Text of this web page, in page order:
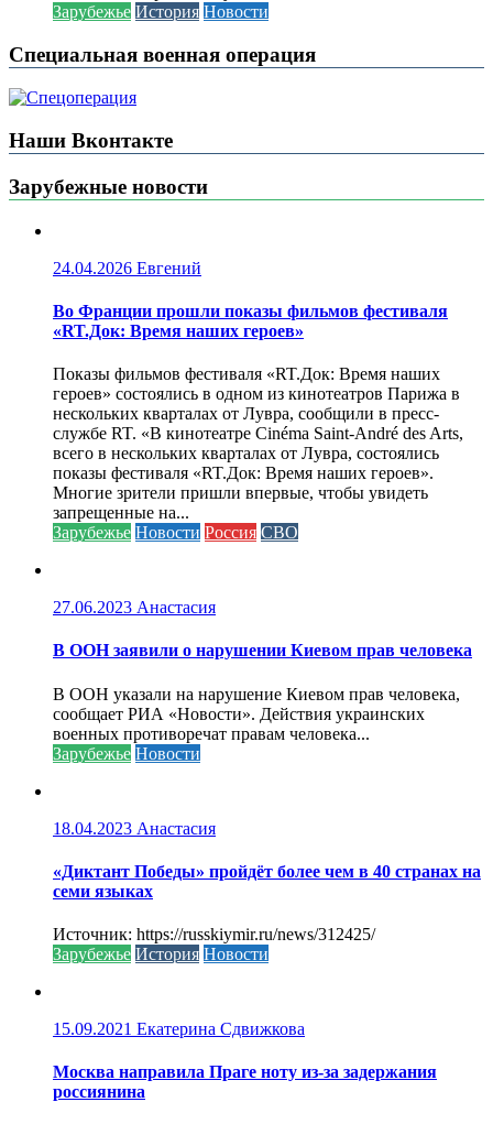
Зарубежье История Новости
Специальная военная операция
Наши Вконтакте
Зарубежные новости
24.04.2026 Евгений
Во Франции прошли показы фильмов фестиваля
«RT.Док: Время наших героев»
Показы фильмов фестиваля «RT.Док: Время наших
героев» состоялись в одном из кинотеатров Парижа в
нескольких кварталах от Лувра, сообщили в пресс-
службе RT. «В кинотеатре Cinéma Saint-André des Arts,
всего в нескольких кварталах от Лувра, состоялись
показы фестиваля «RT.Док: Время наших героев».
Многие зрители пришли впервые, чтобы увидеть
запрещенные на...
Зарубежье Новости Россия СВО
27.06.2023 Анастасия
В ООН заявили о нарушении Киевом прав человека
В ООН указали на нарушение Киевом прав человека,
сообщает РИА «Новости». Действия украинских
военных противоречат правам человека...
Зарубежье Новости
18.04.2023 Анастасия
«Диктант Победы» пройдёт более чем в 40 странах на
семи языках
Источник: https://russkiymir.ru/news/312425/
Зарубежье История Новости
15.09.2021 Екатерина Сдвижкова
Москва направила Праге ноту из-за задержания
россиянина